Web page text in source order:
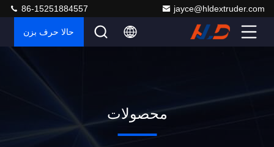
jayce@hldextruder.com
86-15251884557
حالا حرف بزن
محصولات